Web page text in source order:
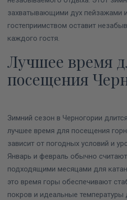
захватывающими дух пейзажами
гостеприимством оставит
каждого гостя.
Лучшее время
посещения
Зимний сезон в Черногории
лучшее время для посещения
зависит от погодных условий и
Январь и февраль обычно
подходящими месяцами для
это время горы обеспечивают
покров и идеальные температуры